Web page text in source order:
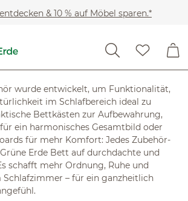
& 10 % auf Möbel sparen.*
wurde entwickelt, um Funktionalität,
im Schlafbereich ideal zu
Bettkästen zur Aufbewahrung,
ein harmonisches Gesamtbild oder
für mehr Komfort: Jedes Zubehör-
Erde Bett auf durchdachte und
schafft mehr Ordnung, Ruhe und
– für ein ganzheitlich